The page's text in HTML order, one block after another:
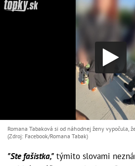
Romana Tabaková si od náhodnej ženy vypočula,
(Zdroj: Facebook/Romana Tabak)
"Ste fašistka," týmito slovami